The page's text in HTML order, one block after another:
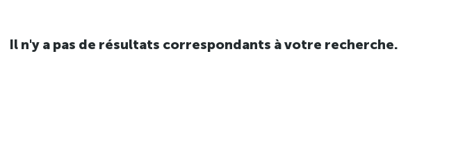
Il n'y a pas de résultats correspondants à votre recherche.